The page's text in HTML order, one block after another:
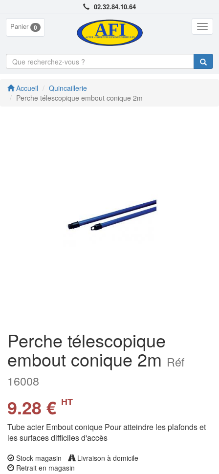
02.32.84.10.64
Panier 0
Accueil
Quincaillerie
Perche télescopique embout conique 2m
Perche télescopique
embout conique 2m Réf
16008
9.28 € HT
Tube acier Embout conique Pour atteindre les plafonds et
les surfaces difficiles d'accès
Stock magasin
Livraison à domicile
Retrait en magasin